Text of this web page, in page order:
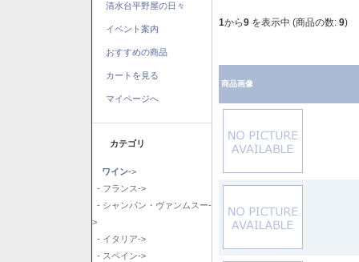
清水台平野屋の日々
イベント案内
おすすめの商品
カートを見る
マイページへ
カテゴリ
ワイン->
- フランス->
- シャンパン・ヴァンムスー-
>
- イタリア->
- スペイン->
1から9 を表示中 (商品の数: 9)
商品画像